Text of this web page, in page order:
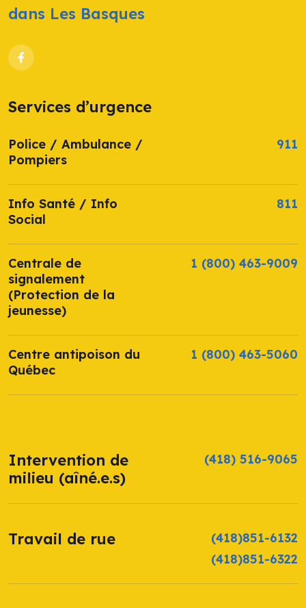
dans Les Basques
Services d’urgence
Police / Ambulance /
Pompiers
911
Info Santé / Info
Social
811
Centrale de
signalement
(Protection de la
jeunesse)
1 (800) 463-9009
Centre antipoison du
Québec
1 (800) 463-5060
Intervention de
milieu (aîné.e.s)
(418) 516-9065
Travail de rue
(418)851-6132
(418)851-6322